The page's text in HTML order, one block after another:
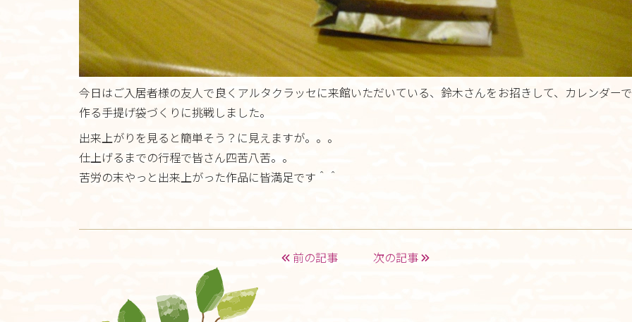
0120-33-5943
さんさんといつくしみ
受付時間 9:00-18:00
今日はご入居者様の友人で良くアルタクラッセに来館いただいている、鈴木さんをお招きして、カレンダーで
作る手提げ袋づくりに挑戦しました。
出来上がりを見ると簡単そう？に見えますが。。。
仕上げるまでの行程で皆さん四苦八苦。。
苦労の末やっと出来上がった作品に皆満足です＾＾
前の記事 次の記事